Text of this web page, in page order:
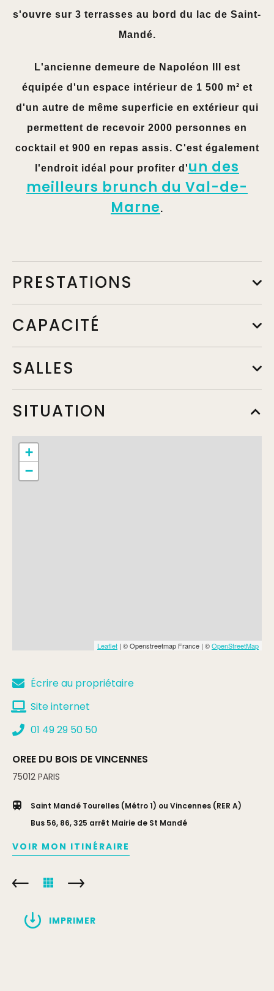
s'ouvre sur 3 terrasses au bord du lac de Saint-
Mandé.
L'ancienne demeure de Napoléon III est
équipée d'un espace intérieur de 1 500 m² et
d'un autre de même superficie en extérieur qui
permettent de recevoir 2000 personnes en
cocktail et 900 en repas assis. C'est également
l'endroit idéal pour profiter d'un des
meilleurs brunch du Val-de-
Marne.
PRESTATIONS
CAPACITÉ
SALLES
Salon Tournesol
SITUATION
+
−
Leaflet | © Openstreetmap France | ©OpenStreetMap
Écrire au propriétaire
Site internet
01 49 29 50 50
OREE DU BOIS DE VINCENNES
75012 PARIS
Saint Mandé Tourelles (Métro 1) ou Vincennes (RER A)
Bus 56, 86, 325 arrêt Mairie de St Mandé
VOIR MON ITINÉRAIRE
IMPRIMER